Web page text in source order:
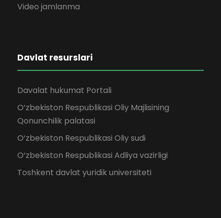
Video jamlanma
Davlat resurslari
Davalat hukumat Portali
O‘zbekiston Respublikasi Oliy Majlisining
Qonunchilik palatasi
O‘zbekiston Respublikasi Oliy sudi
O‘zbekiston Respublikasi Adliya vazirligi
Toshkent davlat yuridik universiteti